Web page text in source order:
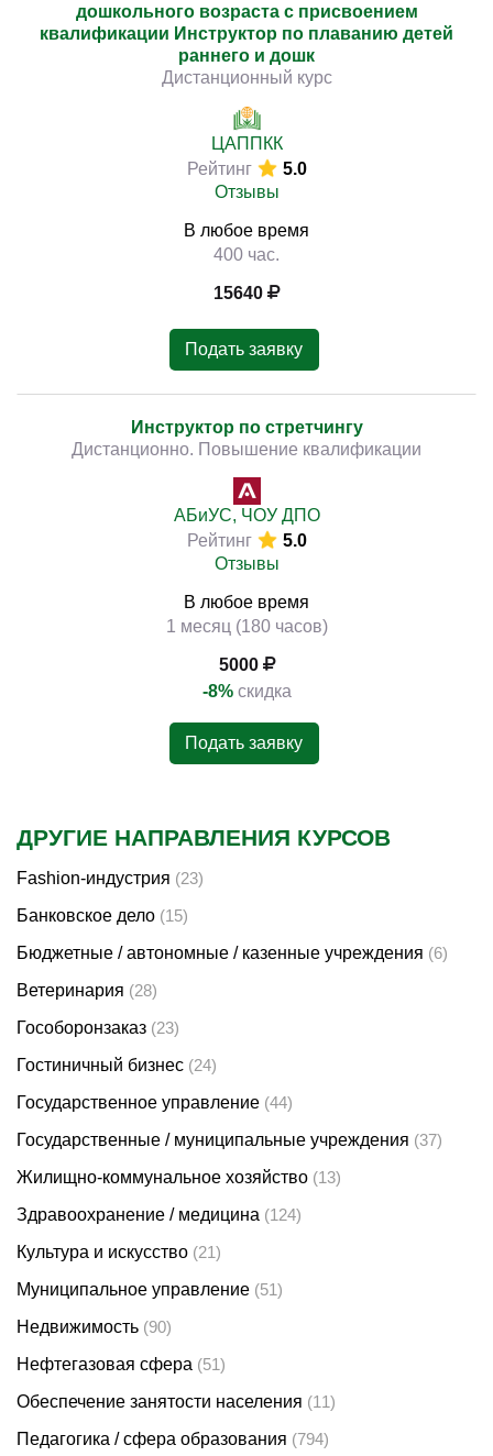
дошкольного возраста с присвоением
квалификации Инструктор по плаванию детей
раннего и дошк
Дистанционный курс
ЦАППКК
Рейтинг
5.0
Отзывы
В любое время
400 час.
15640
Подать заявку
Инструктор по стретчингу
Дистанционно. Повышение квалификации
АБиУС, ЧОУ ДПО
Рейтинг
5.0
Отзывы
В любое время
1 месяц (180 часов)
5000
-8% скидка
Подать заявку
ДРУГИЕ НАПРАВЛЕНИЯ КУРСОВ
Fashion-индустрия (23)
Банковское дело (15)
Бюджетные / автономные / казенные учреждения (6)
Ветеринария (28)
Гособоронзаказ (23)
Гостиничный бизнес (24)
Государственное управление (44)
Государственные / муниципальные учреждения (37)
Жилищно-коммунальное хозяйство (13)
Здравоохранение / медицина (124)
Культура и искусство (21)
Муниципальное управление (51)
Недвижимость (90)
Нефтегазовая сфера (51)
Обеспечение занятости населения (11)
Педагогика / сфера образования (794)